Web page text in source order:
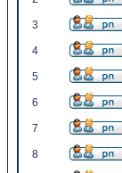
3
4
5
6
7
8